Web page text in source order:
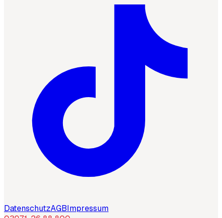
DatenschutzAGBImpressum